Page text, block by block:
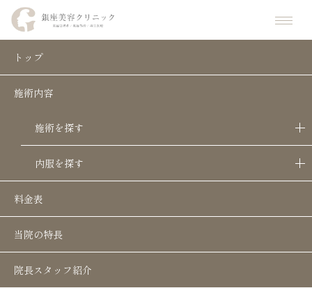
トップ
施術内容
施術を探す
内服を探す
料金表
当院の特長
院長スタッフ紹介
【6月21日まで！】父の日キャンペーン